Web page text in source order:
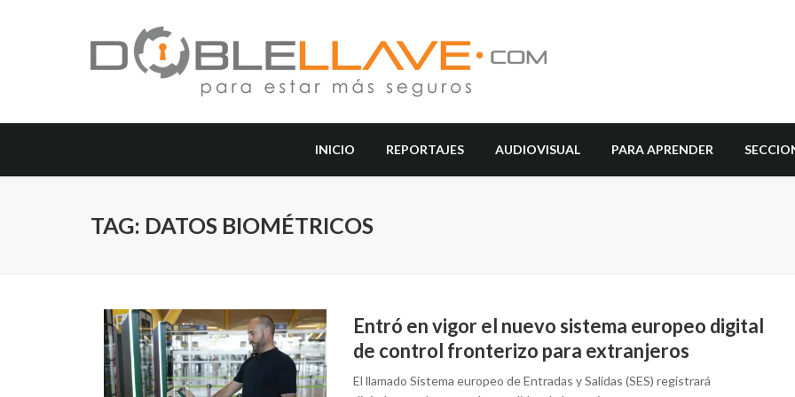
INICIO REPORTAJES AUDIOVISUAL PARA APRENDER
TAG: DATOS BIOMÉTRICOS
Entró en vigor el nuevo sistema europeo digital
de control fronterizo para extranjeros
El llamado Sistema europeo de Entradas y Salidas (SES) registrará